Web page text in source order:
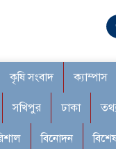
কৃষি সংবাদ ক্যাম্পাস
সখিপুর ঢাকা
বিনোদন